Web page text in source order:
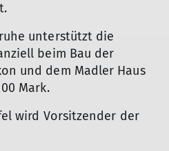
unterstützt die
beim Bau der
und dem Madler Haus
Mark.
wird Vorsitzender der